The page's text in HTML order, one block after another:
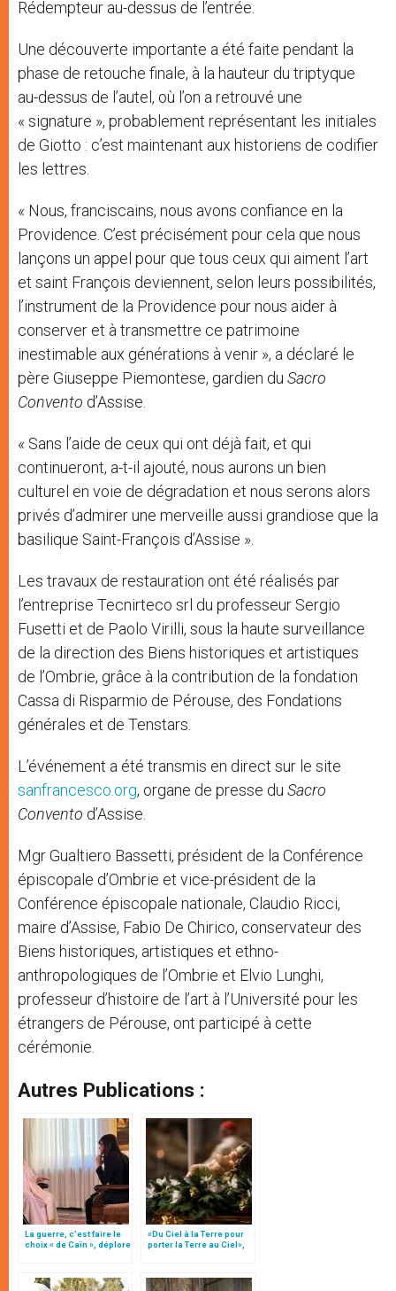
Rédempteur au-dessus de l’entrée.
Une découverte importante a été faite pendant la
phase de retouche finale, à la hauteur du triptyque
au-dessus de l’autel, où l’on a retrouvé une
« signature », probablement représentant les initiales
de Giotto : c’est maintenant aux historiens de codifier
les lettres.
« Nous, franciscains, nous avons confiance en la
Providence. C’est précisément pour cela que nous
lançons un appel pour que tous ceux qui aiment l’art
et saint François deviennent, selon leurs possibilités,
l’instrument de la Providence pour nous aider à
conserver et à transmettre ce patrimoine
inestimable aux générations à venir », a déclaré le
père Giuseppe Piemontese, gardien du Sacro
Convento d’Assise.
« Sans l’aide de ceux qui ont déjà fait, et qui
continueront, a-t-il ajouté, nous aurons un bien
culturel en voie de dégradation et nous serons alors
privés d’admirer une merveille aussi grandiose que la
basilique Saint-François d’Assise ».
Les travaux de restauration ont été réalisés par
l’entreprise Tecnirteco srl du professeur Sergio
Fusetti et de Paolo Virilli, sous la haute surveillance
de la direction des Biens historiques et artistiques
de l’Ombrie, grâce à la contribution de la fondation
Cassa di Risparmio de Pérouse, des Fondations
générales et de Tenstars.
L’événement a été transmis en direct sur le site
sanfrancesco.org, organe de presse du Sacro
Convento d’Assise.
Mgr Gualtiero Bassetti, président de la Conférence
épiscopale d’Ombrie et vice-président de la
Conférence épiscopale nationale, Claudio Ricci,
maire d’Assise, Fabio De Chirico, conservateur des
Biens historiques, artistiques et ethno-
anthropologiques de l’Ombrie et Elvio Lunghi,
professeur d’histoire de l’art à l’Université pour les
étrangers de Pérouse, ont participé à cette
cérémonie.
Autres Publications :
La guerre, c’est faire le
choix « de Caïn », déplore
«Du Ciel à la Terre pour
porter la Terre au Ciel»,